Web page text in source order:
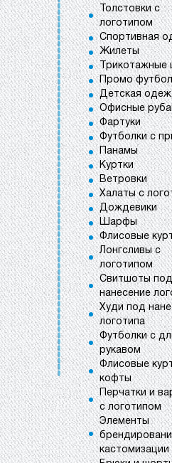
Толстовки с
логотипом
Спортивная
Жилеты
Трикотажные
Промо
Детская
Офисные
Фартуки
Футболки с
Панамы
Куртки
Ветровки
Халаты с
Дождевики
Шарфы
Флисовые
Лонгсливы с
логотипом
Свитшоты под
нанесение
Худи под
логотипа
Футболки с
рукавом
Флисовые
кофты
Перчатки и
с логотипом
Элементы
кастомизации